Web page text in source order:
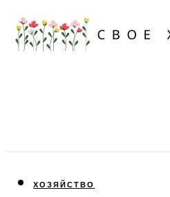
ХОЗЯЙСТВО